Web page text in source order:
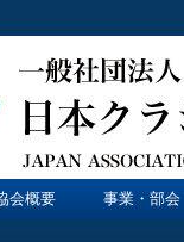
会概要 事業・部会